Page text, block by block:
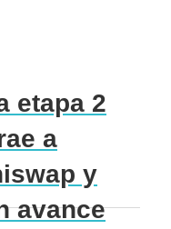
etapa 2
a
y
avance